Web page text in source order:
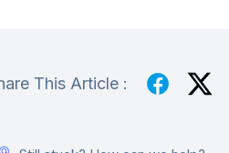
This Article :